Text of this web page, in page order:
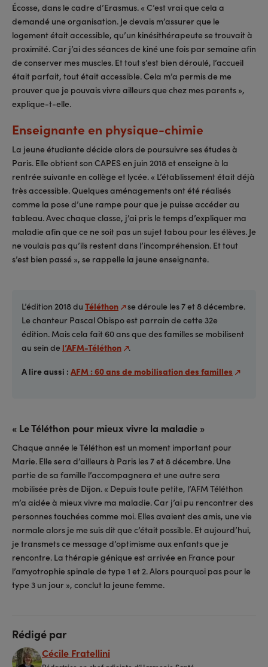
Écosse, dans le cadre d’Erasmus. « C’est vrai que cela a
demandé une organisation. Je devais m’assurer que le
logement était accessible, qu’un kinésithérapeute se trouvait à
proximité. Car j’ai des séances de kiné une fois par semaine afin
de conserver mes muscles. Et tout s’est bien déroulé, l’accueil
était parfait, tout était accessible. Cela m’a permis de me
prouver que je pouvais vivre ailleurs que chez mes parents »,
explique-t-elle.
Enseignante en physique-chimie
La jeune étudiante décide alors de poursuivre ses études à
Paris. Elle obtient son CAPES en juin 2018 et enseigne à la
rentrée suivante en collège et lycée. « L’établissement était déjà
très accessible. Quelques aménagements ont été réalisés
comme la pose d’une rampe pour que je puisse accéder au
tableau. Avec chaque classe, j’ai pris le temps d’expliquer ma
maladie afin que ce ne soit pas un sujet tabou pour les élèves. Je
ne voulais pas qu’ils restent dans l’incompréhension. Et tout
s’est bien passé », se rappelle la jeune enseignante.
L’édition 2018 du Téléthon se déroule les 7 et 8 décembre.
Le chanteur Pascal Obispo est parrain de cette 32e
édition. Mais cela fait 60 ans que des familles se mobilisent
au sein de l’AFM-Téléthon .
A lire aussi : AFM : 60 ans de mobilisation des familles
« Le Téléthon pour mieux vivre la maladie »
Chaque année le Téléthon est un moment important pour
Marie. Elle sera d’ailleurs à Paris les 7 et 8 décembre. Une
partie de sa famille l’accompagnera et une autre sera
mobilisée près de Dijon. « Depuis toute petite, l’AFM Téléthon
m’a aidée à mieux vivre ma maladie. Car j’ai pu rencontrer des
personnes touchées comme moi. Elles avaient des amis, une vie
normale alors je me suis dit que c’était possible. Et aujourd’hui,
je transmets ce message d’optimisme aux enfants que je
rencontre. La thérapie génique est arrivée en France pour
l’amyotrophie spinale de type 1 et 2. Alors pourquoi pas pour le
type 3 un jour », conclut la jeune femme.
Rédigé par
Cécile Fratellini